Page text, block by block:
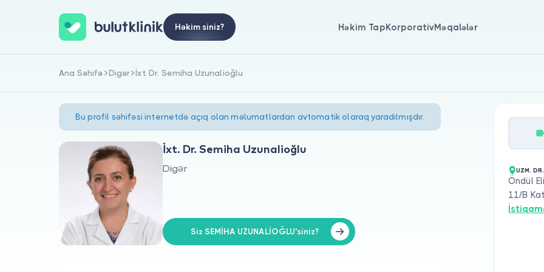
Həkim siniz? Həkim TapKorporativMəqalələr
Ana Səhifə Digər İxt. Dr. Semiha Uzunalioğlu
Bu profil səhifəsi internetdə açıq olan məlumatlardan avtomatik olaraq yaradılmışdır.
İxt. Dr. Semiha Uzunalioğlu
Digər
Siz SEMİHA UZUNALİOĞLU'siniz?
UZM.
Öndül
11/B